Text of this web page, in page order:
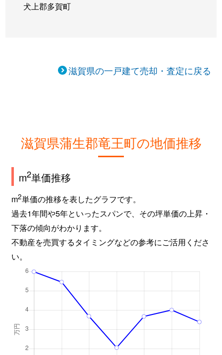
犬上郡多賀町
滋賀県の一戸建て売却・査定に戻る
滋賀県蒲生郡竜王町の地価推移
m2単価推移
m2単価の推移を表したグラフです。
過去1年間や5年といったスパンで、その坪単価の上昇・
下落の傾向がわかります。
不動産を売買するタイミングなどの参考にご活用くださ
い。